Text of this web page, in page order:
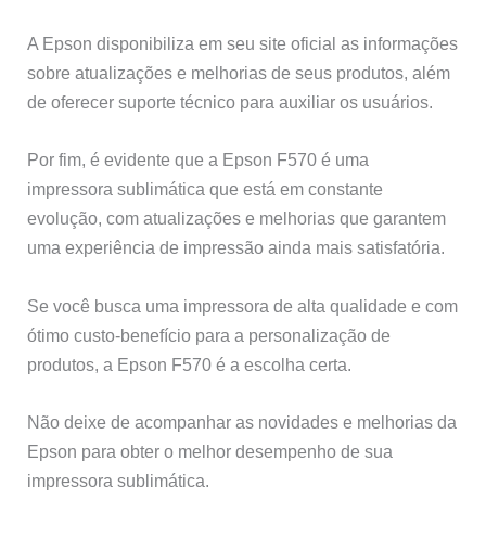
A Epson disponibiliza em seu site oficial as informações
sobre atualizações e melhorias de seus produtos, além
de oferecer suporte técnico para auxiliar os usuários.
Por fim, é evidente que a Epson F570 é uma
impressora sublimática que está em constante
evolução, com atualizações e melhorias que garantem
uma experiência de impressão ainda mais satisfatória.
Se você busca uma impressora de alta qualidade e com
ótimo custo-benefício para a personalização de
produtos, a Epson F570 é a escolha certa.
Não deixe de acompanhar as novidades e melhorias da
Epson para obter o melhor desempenho de sua
impressora sublimática.